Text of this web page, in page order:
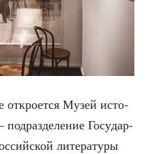
откро­ет­ся Музей исто­
Госу­дар­
лите­ра­ту­ры